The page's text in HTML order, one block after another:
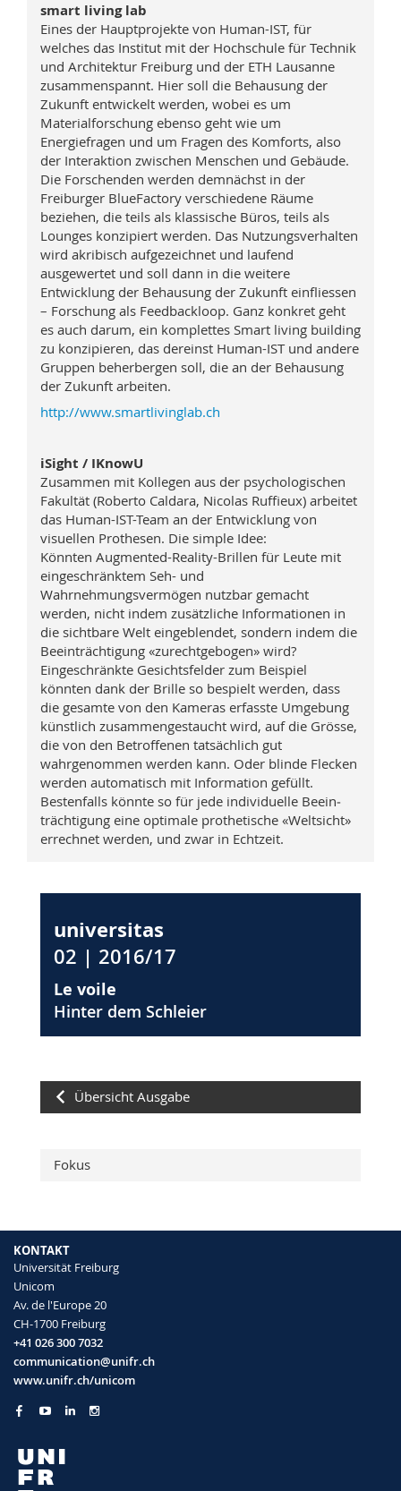
smart living lab
Eines der Hauptprojekte von Human-IST, für
welches das Institut mit der Hochschule für Technik
und Architektur Freiburg und der ETH Lausanne
zusammenspannt. Hier soll die Behausung der
Zukunft entwickelt werden, wobei es um
Materialforschung ebenso geht wie um
Energiefragen und um Fragen des Komforts, also
der Interaktion zwischen Menschen und Gebäude.
Die Forschenden werden demnächst in der
Freiburger BlueFactory verschiedene Räume
beziehen, die teils als klassische Büros, teils als
Lounges konzipiert werden. Das Nutzungsverhalten
wird akribisch aufgezeichnet und laufend
ausgewertet und soll dann in die weitere
Entwicklung der Behausung der Zukunft einfliessen
– Forschung als Feedbackloop. Ganz konkret geht
es auch darum, ein komplettes Smart living building
zu konzipieren, das dereinst Human-IST und andere
Gruppen beherbergen soll, die an der Behausung
der Zukunft arbeiten.
http://www.smartlivinglab.ch
iSight / IKnowU
Zusammen mit Kollegen aus der psychologischen
Fakultät (Roberto Caldara, Nicolas Ruffieux) arbeitet
das Human-IST-Team an der Entwicklung von
visuellen Prothesen. Die simple Idee:
Könnten Augmented-Reality-Brillen für Leute mit
eingeschränktem Seh- und
Wahrnehmungsvermögen nutzbar gemacht
werden, nicht indem zusätzliche Informationen in
die sichtbare Welt ein­ge­­blen­det, sondern indem die
Beeinträchtigung «zurechtgebogen» wird?
Eingeschränkte Gesichtsfelder zum Beispiel
könnten dank der Brille so bespielt werden, dass
die gesamte von den Kameras erfasste Umgebung
künstlich zusammengestaucht wird, auf die Grös­se,
die von den Betroffenen tatsächlich gut
wahrgenommen werden kann. Oder blinde Flecken
werden automatisch mit In­­­for­mation gefüllt.
Bestenfalls könnte so für jede individuelle Be­ein­
träch­tigung eine optimale prothetische «Weltsicht»
errechnet werden, und zwar in Echtzeit.
universitas
02 | 2016/17
Le voile
Hinter dem Schleier
Übersicht Ausgabe
Fokus
KONTAKT
Universität Freiburg
Unicom
Av. de l'Europe 20
CH-1700 Freiburg
+41 026 300 7032
communication@unifr.ch
www.unifr.ch/unicom